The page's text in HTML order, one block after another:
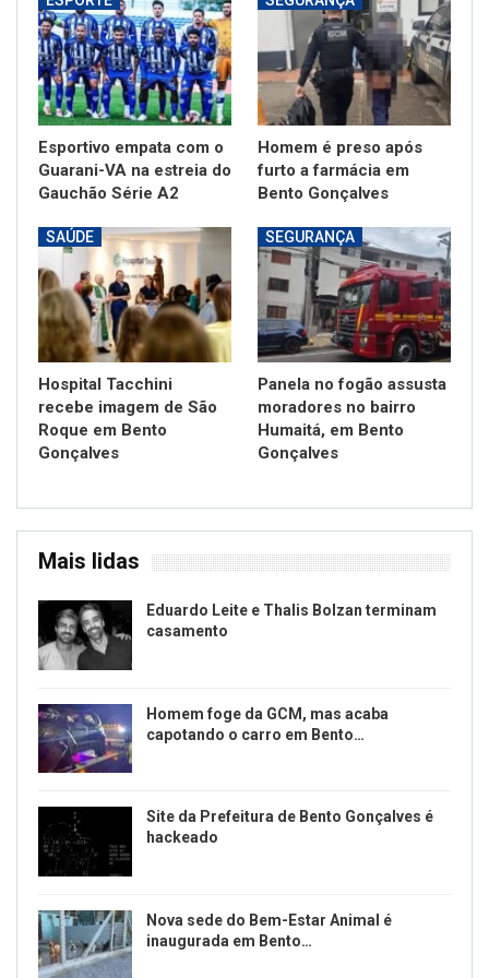
Esportivo empata com o
Guarani-VA na estreia do
Gauchão Série A2
Homem é preso após
furto a farmácia em
Bento Gonçalves
SAÚDE
Hospital Tacchini
recebe imagem de São
Roque em Bento
Gonçalves
SEGURANÇA
Panela no fogão assusta
moradores no bairro
Humaitá, em Bento
Gonçalves
Mais lidas
Eduardo Leite e Thalis Bolzan terminam
casamento
Homem foge da GCM, mas acaba
capotando o carro em Bento…
Site da Prefeitura de Bento Gonçalves é
hackeado
Nova sede do Bem-Estar Animal é
inaugurada em Bento…